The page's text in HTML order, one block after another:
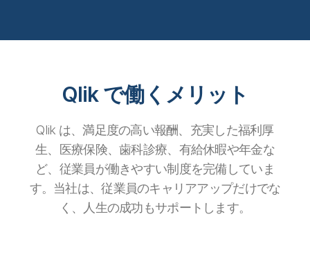
Qlik で働くメリット
Qlik は、満足度の高い報酬、充実した福利厚
生、医療保険、歯科診療、有給休暇や年金な
ど、従業員が働きやすい制度を完備していま
す。当社は、従業員のキャリアアップだけでな
く、人生の成功もサポートします。